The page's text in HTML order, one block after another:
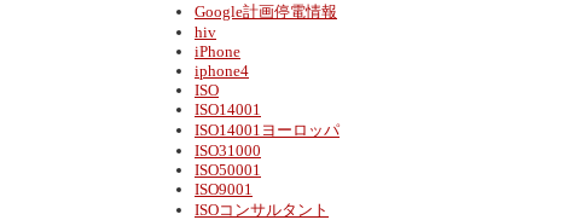
Google計画停電情報
hiv
iPhone
iphone4
ISO
ISO14001
ISO14001ヨーロッパ
ISO31000
ISO50001
ISO9001
ISOコンサルタント